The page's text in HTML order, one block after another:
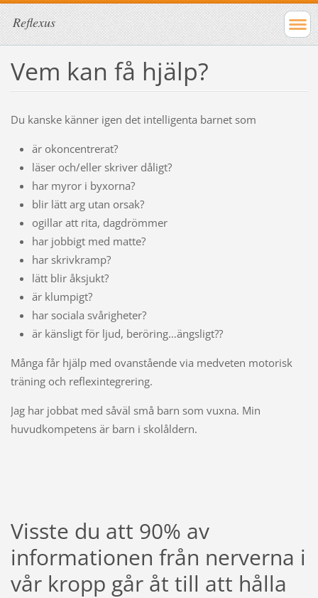
Reflexus
Vem kan få hjälp?
Du kanske känner igen det intelligenta barnet som
är okoncentrerat?
läser och/eller skriver dåligt?
har myror i byxorna?
blir lätt arg utan orsak?
ogillar att rita, dagdrömmer
har jobbigt med matte?
har skrivkramp?
lätt blir åksjukt?
är klumpigt?
har sociala svårigheter?
är känsligt för ljud, beröring…ängsligt??
Många får hjälp med ovanstående via medveten motorisk
träning och reflexintegrering.
Jag har jobbat med såväl små barn som vuxna. Min
huvudkompetens är barn i skolåldern.
Visste du att 90% av
informationen från nerverna i
vår kropp går åt till att hålla